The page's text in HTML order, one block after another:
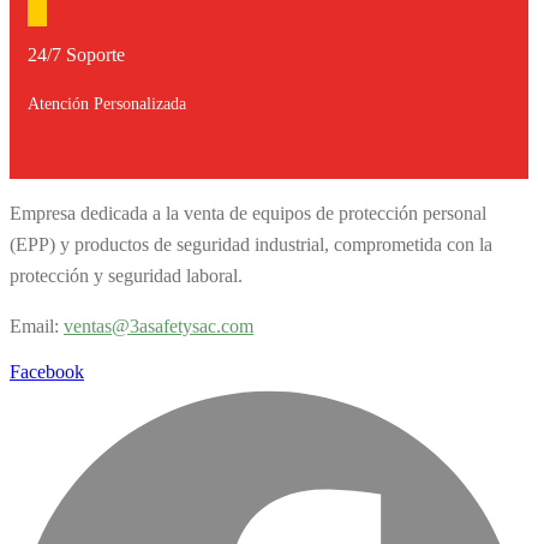
24/7 Soporte
Atención Personalizada
Empresa dedicada a la venta de equipos de protección personal
(EPP) y productos de seguridad industrial, comprometida con la
protección y seguridad laboral.
Email: ventas@3asafetysac.com
Facebook